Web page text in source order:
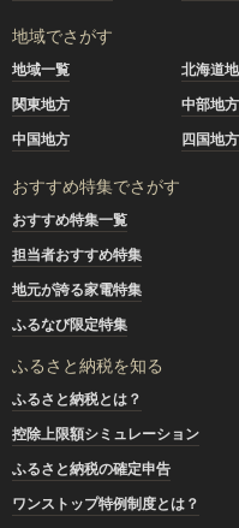
地域でさがす
地域一覧 北海道
関東地方
中部地方
中国地方
四国地方
おすすめ特集でさがす
おすすめ特集一覧
担当者おすすめ特集
地元が誇る家電特集
ふるなび限定特集
ふるさと納税を知る
ふるさと納税とは？
控除上限額シミュレーション
ふるさと納税の確定申告
ワンストップ特例制度とは？